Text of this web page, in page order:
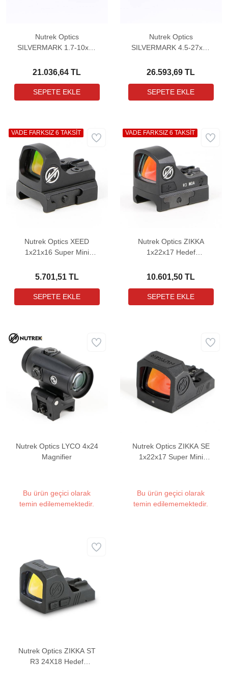
Nutrek Optics
SILVERMARK 1.7-10x40
Dürbünü
21.036,64 TL
Nutrek Optics
SILVERMARK 4.5-27x56
Dürbünü
26.593,69 TL
Nutrek Optics XEED
1x21x16 Super Mini
Noktalayıcı Red Dot Sight
5.701,51 TL
VADE FARKSIZ 6 TAKSİT
Nutrek Optics ZIKKA
1x22x17 Hedef
(3 MOA)
10.601,50 TL
VADE FARKSIZ 6 TAKSİT
Nutrek Optics LYCO 4x24
Magnifier
Bu ürün geçici olarak
temin edilememektedir.
Nutrek Optics ZIKKA SE
1x22x17 Super Mini
Bu ürün geçici olarak
temin edilememektedir.
Nutrek Optics ZIKKA ST
R3 24X18 Hedef